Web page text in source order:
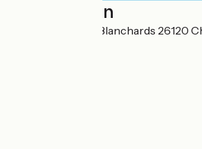
Localisation
470, Chemin des Blanchards 26120